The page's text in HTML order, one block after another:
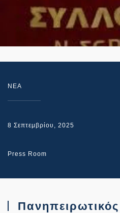
NEA
8 Σεπτεμβρίου, 2025
Press Room